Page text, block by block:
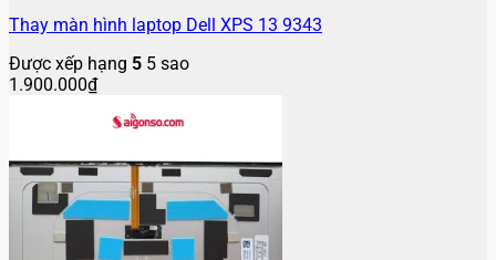
Thay màn hình laptop Dell XPS 13 9343
Được xếp hạng 5 5 sao
1.900.000₫